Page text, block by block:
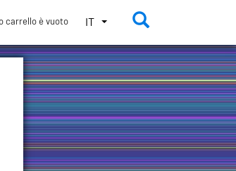
carrello è vuoto
SELEZIONA
LINGUA.
LINGUA
ATTUALE:
ITALIANO
(ITALIA)
IT Apri/chiudi